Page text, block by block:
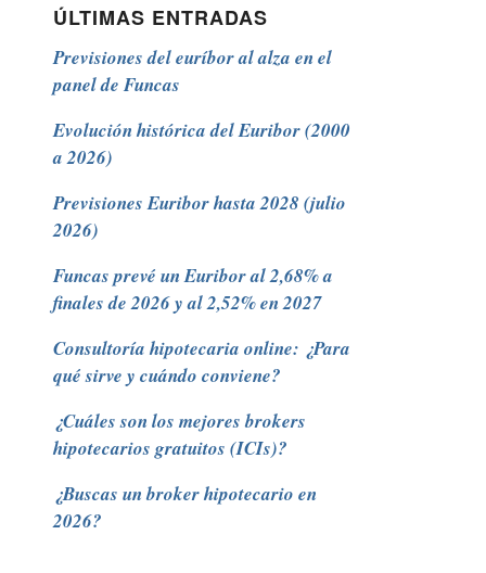
ÚLTIMAS ENTRADAS
Previsiones del euríbor al alza en el
panel de Funcas
Evolución histórica del Euribor (2000
a 2026)
Previsiones Euribor hasta 2028 (julio
2026)
Funcas prevé un Euribor al 2,68% a
finales de 2026 y al 2,52% en 2027
Consultoría hipotecaria online: ¿Para
qué sirve y cuándo conviene?
¿Cuáles son los mejores brokers
hipotecarios gratuitos (ICIs)?
¿Buscas un broker hipotecario en
2026?